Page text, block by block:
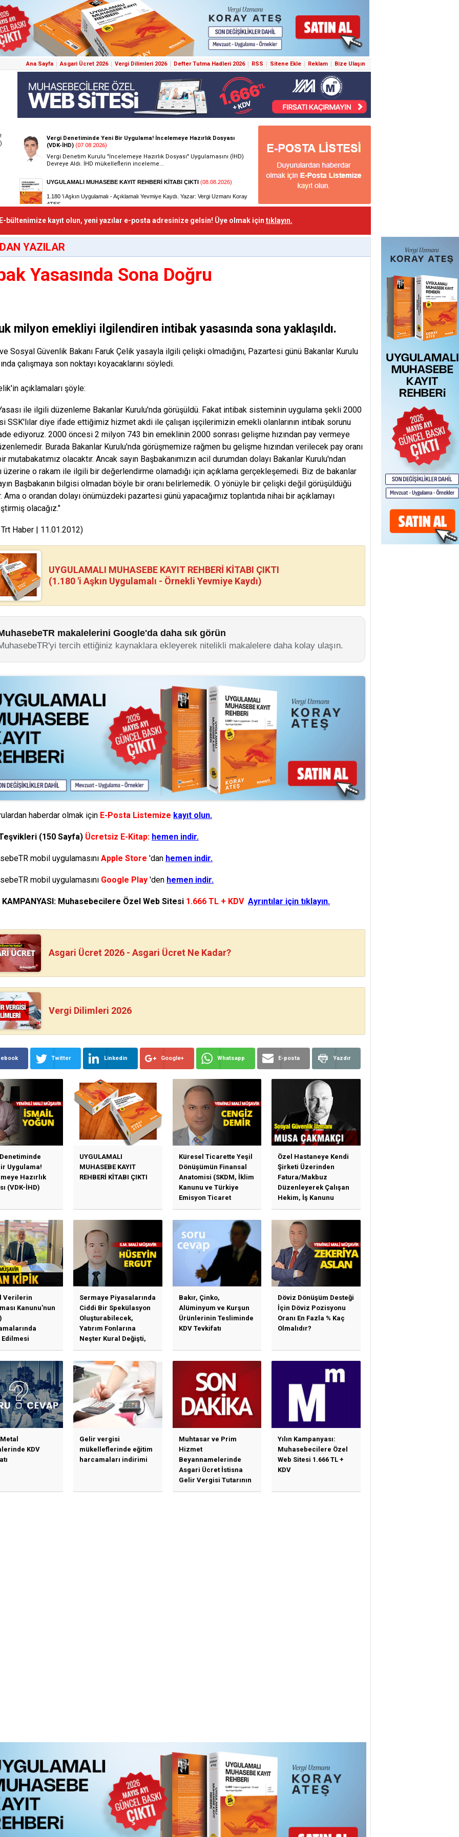
Ana Sayfa Asgari Ücret 2026 Vergi Dilimleri 2026 Defter Tutma Hadleri 2026 RSS Sitene Ekle Reklam Bize Ulaşın
bültenimize kayıt olun, yeni yazılar e-posta adresinize gelsin! Üye olmak için tıklayın.
YAZILAR
Yasasında Sona Doğru
milyon emekliyi ilgilendiren intibak yasasında sona yaklaşıldı.
Sosyal Güvenlik Bakanı Faruk Çelik yasayla ilgili çelişki olmadığını, Pazartesi günü Bakanlar Kurulu
çalışmaya son noktayı koyacaklarını söyledi.
açıklamaları şöyle:
ile ilgili düzenleme Bakanlar Kurulu'nda görüşüldü. Fakat intibak sisteminin uygulama şekli 2000
SSK'lılar diye ifade ettiğimiz hizmet akdi ile çalışan işçilerimizin emekli olanlarının intibak sorunu
ediyoruz. 2000 öncesi 2 milyon 743 bin emeklinin 2000 sonrası gelişme hızından pay vermeye
Burada Bakanlar Kurulu'nda görüşmemize rağmen bu gelişme hızından verilecek pay oranı
mutabakatımız olacaktır. Ancak sayın Başbakanımızın acil durumdan dolayı Bakanlar Kurulu'ndan
üzerine o rakam ile ilgili bir değerlendirme olamadığı için açıklama gerçekleşemedi. Biz de bakanlar
Başbakanın bilgisi olmadan böyle bir oranı belirlemedik. O yönüyle bir çelişki değil görüşüldüğü
Ama o orandan dolayı önümüzdeki pazartesi günü yapacağımız toplantıda nihai bir açıklamayı
olacağız."
Haber | 11.01.2012)
UYGULAMALI MUHASEBE KAYIT REHBERİ KİTABI ÇIKTI
(1.180 'i Aşkın Uygulamalı - Örnekli Yevmiye Kaydı)
makalelerini Google'da daha sık görün
tercih ettiğiniz kaynaklara ekleyerek nitelikli makalelere daha kolay ulaşın.
haberdar olmak için E-Posta Listemize kayıt olun.
(150 Sayfa) Ücretsiz E-Kitap: hemen indir.
mobil uygulamasını Apple Store 'dan hemen indir.
mobil uygulamasını Google Play 'den hemen indir.
KAMPANYASI: Muhasebecilere Özel Web Sitesi 1.666 TL + KDV Ayrıntılar için tıklayın.
Asgari Ücret 2026 - Asgari Ücret Ne Kadar?
Vergi Dilimleri 2026
Twitter Linkedin Google+ Whatsapp E-posta Yazdır
Uygulama!
Hazırlık
(VDK-İHD)
UYGULAMALI
MUHASEBE KAYIT
REHBERİ KİTABI ÇIKTI
Küresel Ticarette Yeşil
Dönüşümün Finansal
Anatomisi (SKDM, İklim
Kanunu ve Türkiye
Emisyon Ticaret
Sistemi (TR-ETS)
Özel Hastaneye Kendi
Şirketi Üzerinden
Fatura/Makbuz
Düzenleyerek Çalışan
Hekim, İş Kanunu
Hükümlerinden
Verilerin
Kanunu'nun
Edilmesi
Özet Başlıklar
Sermaye Piyasalarında
Ciddi Bir Spekülasyon
Oluşturabilecek,
Yatırım Fonlarına
Neşter Kural Değişti,
SPK’dan Kritik Hamle
Haberlerine Sermaye
Piyasası Kurulundan
Yalanlama Ve Yerinde
Bir Açıklama Geldi
Bakır, Çinko,
Alüminyum ve Kurşun
Ürünlerinin Tesliminde
KDV Tevkifatı
Döviz Dönüşüm Desteği
İçin Döviz Pozisyonu
Oranı En Fazla % Kaç
Olmalıdır?
KDV
Gelir vergisi
mükelleflerinde eğitim
harcamaları indirimi
Muhtasar ve Prim
Hizmet
Beyannamelerinde
Asgari Ücret İstisna
Gelir Vergisi Tutarının
Güncellenmesine
Yılın Kampanyası:
Muhasebecilere Özel
Web Sitesi 1.666 TL +
KDV